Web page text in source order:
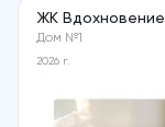
ЖК Вдохновение
Дом №1
2026 г.